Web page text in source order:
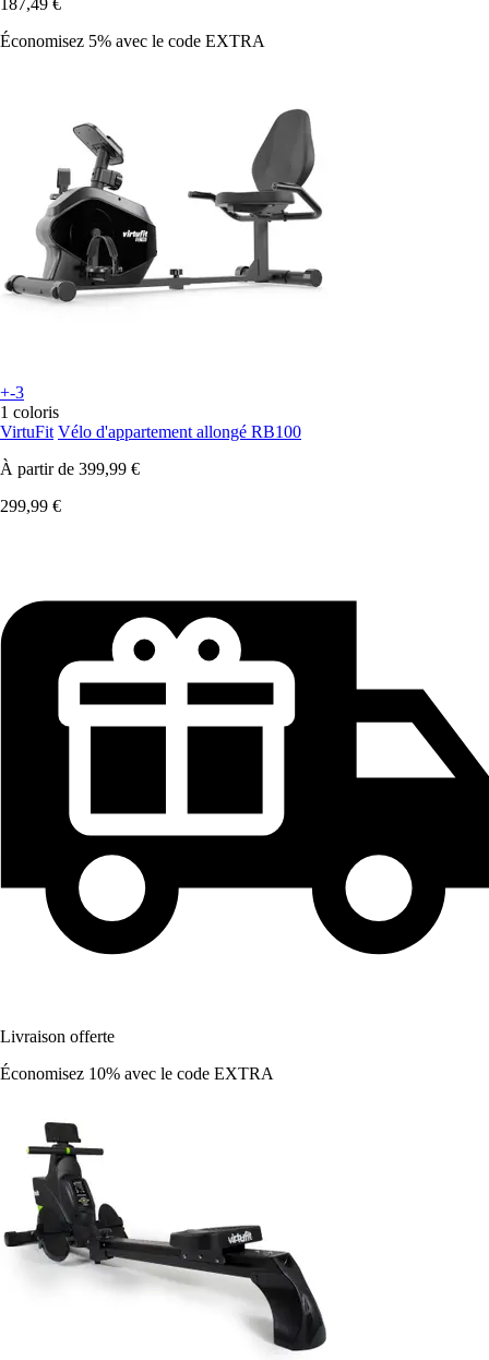
187,49 €
Économisez 5% avec le code EXTRA
+-3
1 coloris
VirtuFit Vélo d'appartement allongé RB100
À partir de 399,99 €
299,99 €
Livraison offerte
Économisez 10% avec le code EXTRA